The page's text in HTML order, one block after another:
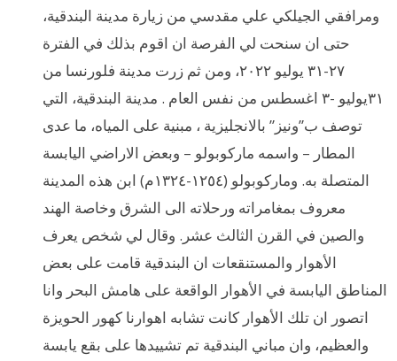
ومرافقي الجيلكي علي مقدسي من زيارة مدينة البندقية،
حتى ان سنحت لي الفرصة ان اقوم بذلك في الفترة
٢٧-٣١ يوليو ٢٠٢٢، ومن ثم زرت مدينة فلورنسا من
٣١يوليو -٣ اغسطس من نفس العام . مدينة البندقية، التي
توصف ب”ونيز” بالانجليزية ، مبنية على المياه، ما عدى
المطار – واسمه ماركوبولو – وبعض الاراضي اليابسة
المتصلة به. وماركوبولو (١٢٥٤-١٣٢٤م) ابن هذه المدينة
معروف بمغامراته ورحلاته الى الشرق وخاصة الهند
والصين في القرن الثالث عشر. وقال لي شخص يعرف
الأهوار والمستنقعات ان البندقية قامت على بعض
المناطق اليابسة في الأهوار الواقعة على هامش البحر وانا
اتصور ان تلك الأهوار كانت تشابه اهوارنا كهور الحويزة
والعظيم، وان مباني البندقية تم تشييدها على بقع يابسة